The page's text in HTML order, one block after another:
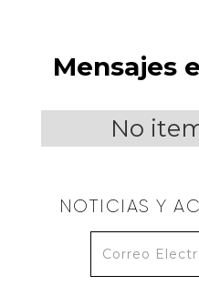
Mensajes
No
NOTICIAS Y